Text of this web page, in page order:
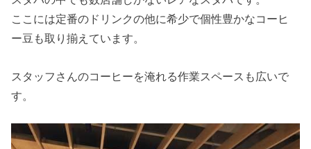
ここには定番のドリンクの他に希少で個性豊かなコーヒ
ー豆も取り揃えています。
スタッフさんのコーヒーを淹れる作業スペースも広いで
す。